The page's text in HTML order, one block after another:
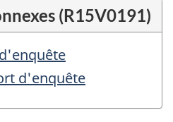
(R15V0191)
d'enquête